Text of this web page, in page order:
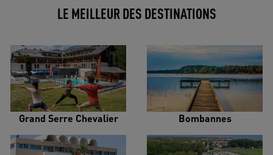
LE MEILLEUR DES DESTINATIONS
Grand Serre Chevalier Bombannes